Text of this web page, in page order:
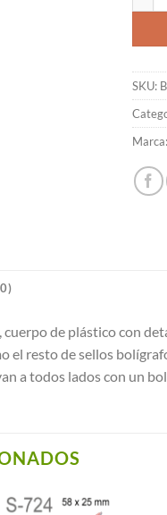
SKU:
Marca:
de plástico con
el resto de sellos
a todos lados con un